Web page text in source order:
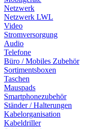
Netzwerk
Netzwerk LWL
Video
Stromversorgung
Audio
Telefone
Büro / Mobiles Zubehör
Sortimentsboxen
Taschen
Mauspads
Smartphonezubehör
Ständer / Halterungen
Kabelorganisation
Kabeldriller